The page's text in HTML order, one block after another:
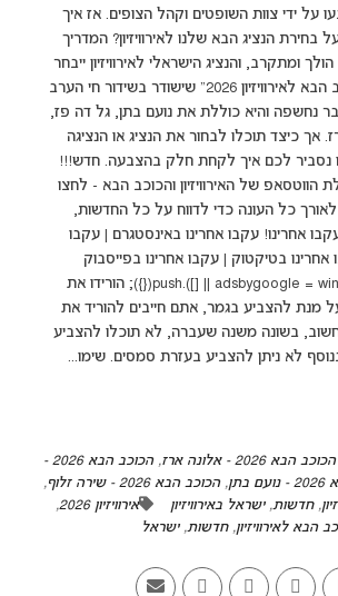
על ידי צוות השופטים וקהל הצופים. אז איך
בחירת הנציג הבא שלנו לאירוויזיון? המדריך
המלא אירוויזיון 2026 הולך ומתקרב, והנציג הישראלי לאירוויזיון ייבחר
במסגרת גמר "הכוכב הבא לאירוויזיון 2026" שישודר בשידור חי הערב
נחשפה והיא כוללת את נועם בתן, גל דה פז,
אך כיצד תוכלו לבחור את הנציג או הנציגה
זו נסביר לכם איך לקחת חלק בהצבעה. חדש!!!
הווטסאפ של האירוויזיון והכוכב הבא - לחצו
לאורך כל העונה כדי לדווח על כל החדשות,
עקבו אחרינו! עקבו אחרינו באינסטגרם | עקבו
אחרינו בטיקטוק | עקבו אחרינו בפייסבוק
(adsbygoogle = window.adsbygoogle || []).push({}); הורידו את
כאן 11 על מנת להצביע בגמר, אתם חייבים להוריד את
כאן 11. חשוב, בשונה משנה שעברה, לא תוכלו להצביע
הכוכב הבא 2026 - אלונה ארז ,
הכוכב הבא 2026 -
בתן ,הכוכב הבא 2026 - שירה זלוף
,
,חדשות,ישראל באירוויזיון אירוויזיון 2026
,
הבא לאירוויזיון,חדשות,ישראל